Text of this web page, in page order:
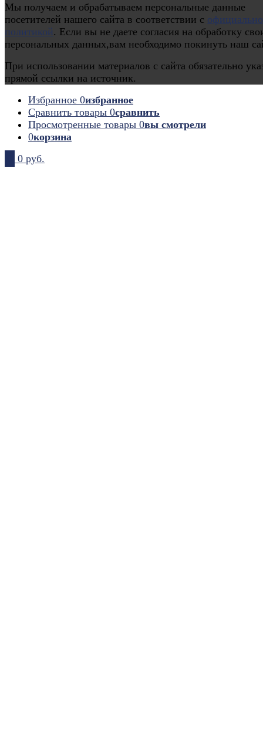
Мы получаем и обрабатываем персональные данные
посетителей нашего сайта в соответствии с
политикой. Если вы не даете согласия на обработку
персональных данных,вам необходимо покинуть наш
При использовании материалов с сайта обязательно
прямой ссылки на источник.
Избранное 0избранное
Сравнить товары 0сравнить
Просмотренные товары 0вы смотрели
0корзина
0 руб.